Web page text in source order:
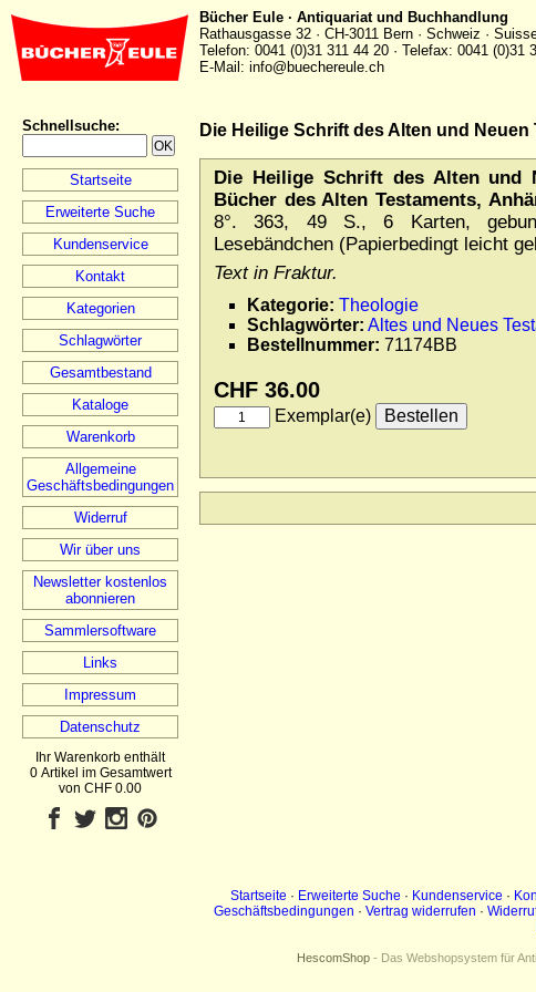
Bücher Eule · Antiquariat und Buchhandlung
Rathausgasse 32 · CH-3011 Bern · Schweiz ·
Telefon: 0041 (0)31 311 44 20 · Telefax: 0041 (0)31
E-Mail: info@buechereule.ch
Schnellsuche:
Startseite
Erweiterte Suche
Kundenservice
Kontakt
Kategorien
Schlagwörter
Gesamtbestand
Kataloge
Warenkorb
Allgemeine
Geschäftsbedingungen
Widerruf
Wir über uns
Newsletter kostenlos
abonnieren
Sammlersoftware
Links
Impressum
Datenschutz
Ihr Warenkorb enthält
0 Artikel im Gesamtwert
von CHF 0.00
Die Heilige Schrift des Alten und Neuen
Die Heilige Schrift des Alten und
Bücher des Alten Testaments,
8°. 363, 49 S., 6 Karten,
Lesebändchen (Papierbedingt leicht
Text in Fraktur.
Kategorie: Theologie
Schlagwörter: Altes und Neues
Bestellnummer: 71174BB
CHF 36.00
Exemplar(e)
Startseite · Erweiterte Suche · Kundenservice ·
Geschäftsbedingungen · Vertrag widerrufen ·
HescomShop - Das Webshopsystem für